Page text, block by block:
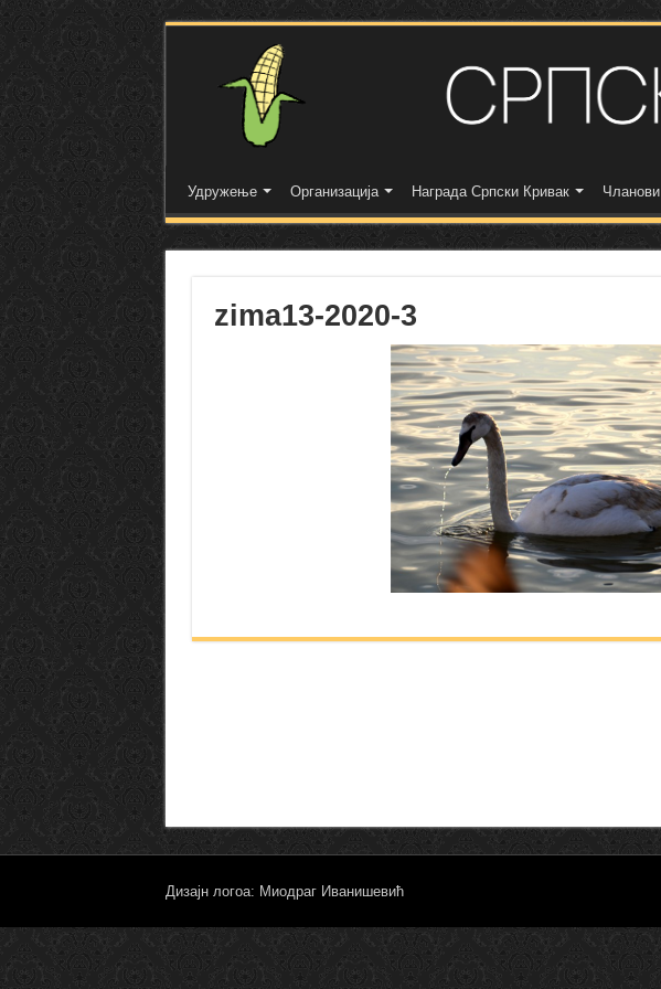
Удружење Организација Награда Српски Кривак Чланови
zima13-2020-3
Дизајн логоа: Миодраг Иванишевић